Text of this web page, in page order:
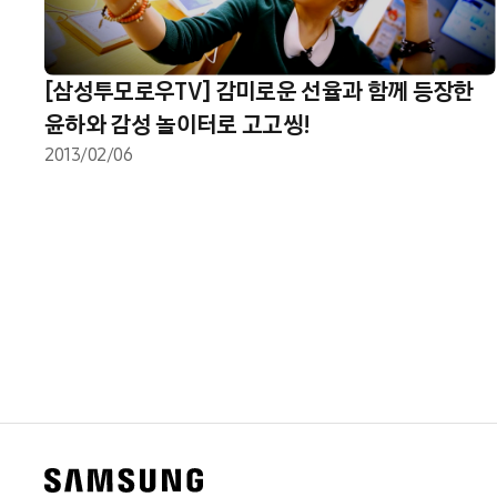
[삼성투모로우TV] 감미로운 선율과 함께 등장한
윤하와 감성 놀이터로 고고씽!
2013/02/06